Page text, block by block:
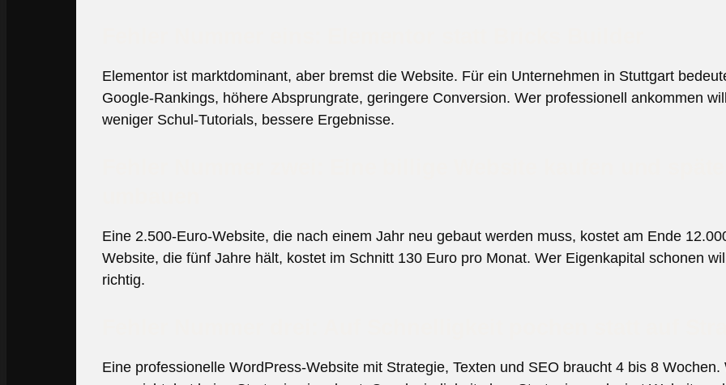
Elementor ist marktdominant, aber bremst die Website. Für ein Unternehmen in Stuttgart
Google-Rankings, höhere Absprungrate, geringere Conversion. Wer professionell ankommen
weniger Schul-Tutorials, bessere Ergebnisse.
Eine 2.500-Euro-Website, die nach einem Jahr neu gebaut werden muss, kostet am Ende
Website, die fünf Jahre hält, kostet im Schnitt 130 Euro pro Monat. Wer Eigenkapital schonen
richtig.
Eine professionelle WordPress-Website mit Strategie, Texten und SEO braucht 4 bis 8 Wochen.